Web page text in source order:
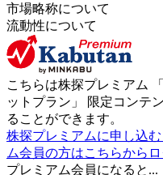
市場略称について
流動性について
こちらは株探プレミアム 「
ットプラン 」 限定コンテ
ることができます。
株探プレミアムに申し込む
ム会員の方はこちらから
プレミアム会員になると...